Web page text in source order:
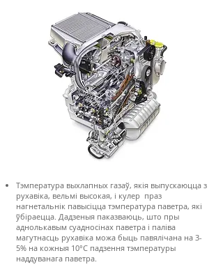
Тэмпература выхлапных газаў, якія выпускаюцца з
рухавіка, вельмі высокая, і кулер праз
нагнетальнік павысіцца тэмпература паветра, які
ўбіраецца. Дадзеныя паказваюць, што пры
аднолькавым суадносінах паветра і паліва
магутнасць рухавіка можа быць павялічана на 3-
5% на кожныя 10°C падзення тэмпературы
наддуванага паветра.